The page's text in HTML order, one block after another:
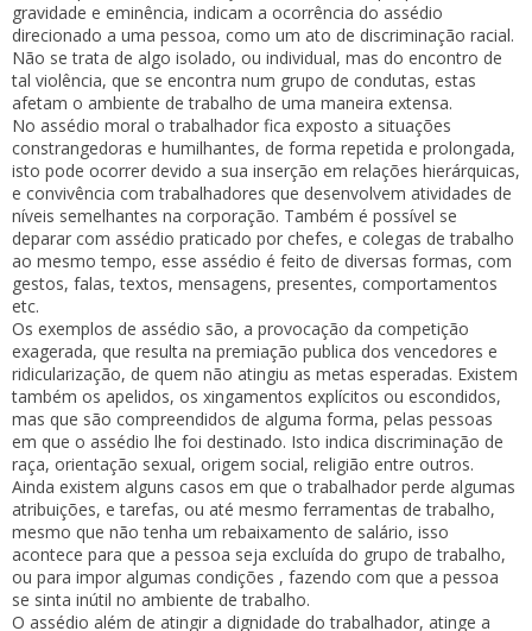
gravidade e eminência, indicam a ocorrência do assédio
direcionado a uma pessoa, como um ato de discriminação racial.
Não se trata de algo isolado, ou individual, mas do encontro de
tal violência, que se encontra num grupo de condutas, estas
afetam o ambiente de trabalho de uma maneira extensa.
No assédio moral o trabalhador fica exposto a situações
constrangedoras e humilhantes, de forma repetida e prolongada,
isto pode ocorrer devido a sua inserção em relações hierárquicas,
e convivência com trabalhadores que desenvolvem atividades de
níveis semelhantes na corporação. Também é possível se
deparar com assédio praticado por chefes, e colegas de trabalho
ao mesmo tempo, esse assédio é feito de diversas formas, com
gestos, falas, textos, mensagens, presentes, comportamentos
etc.
Os exemplos de assédio são, a provocação da competição
exagerada, que resulta na premiação publica dos vencedores e
ridicularização, de quem não atingiu as metas esperadas. Existem
também os apelidos, os xingamentos explícitos ou escondidos,
mas que são compreendidos de alguma forma, pelas pessoas
em que o assédio lhe foi destinado. Isto indica discriminação de
raça, orientação sexual, origem social, religião entre outros.
Ainda existem alguns casos em que o trabalhador perde algumas
atribuições, e tarefas, ou até mesmo ferramentas de trabalho,
mesmo que não tenha um rebaixamento de salário, isso
acontece para que a pessoa seja excluída do grupo de trabalho,
ou para impor algumas condições , fazendo com que a pessoa
se sinta inútil no ambiente de trabalho.
O assédio além de atingir a dignidade do trabalhador, atinge a